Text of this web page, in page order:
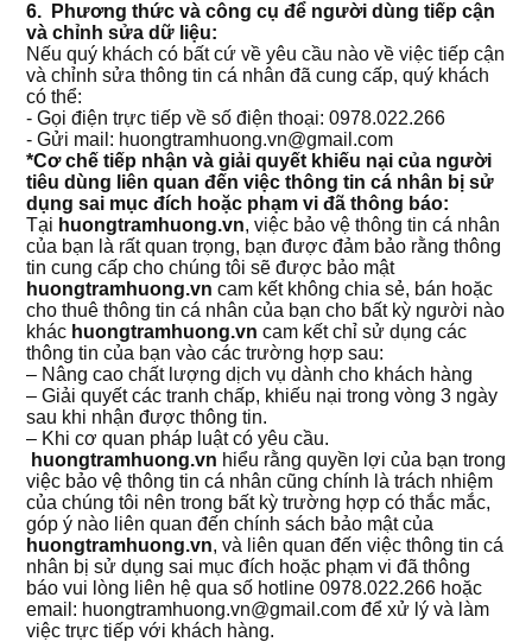
6. Phương thức và công cụ để người dùng tiếp cận
và chỉnh sửa dữ liệu:
Nếu quý khách có bất cứ về yêu cầu nào về việc tiếp cận
và chỉnh sửa thông tin cá nhân đã cung cấp, quý khách
có thể:
- Gọi điện trực tiếp về số điện thoại: 0978.022.266
- Gửi mail: huongtramhuong.vn@gmail.com
*Cơ chế tiếp nhận và giải quyết khiếu nại của người
tiêu dùng liên quan đến việc thông tin cá nhân bị sử
dụng sai mục đích hoặc phạm vi đã thông báo:
Tại huongtramhuong.vn, việc bảo vệ thông tin cá nhân
của bạn là rất quan trọng, bạn được đảm bảo rằng thông
tin cung cấp cho chúng tôi sẽ được bảo mật
huongtramhuong.vn cam kết không chia sẻ, bán hoặc
cho thuê thông tin cá nhân của bạn cho bất kỳ người nào
khác huongtramhuong.vn cam kết chỉ sử dụng các
thông tin của bạn vào các trường hợp sau:
– Nâng cao chất lượng dịch vụ dành cho khách hàng
– Giải quyết các tranh chấp, khiếu nại trong vòng 3 ngày
sau khi nhận được thông tin.
– Khi cơ quan pháp luật có yêu cầu.
huongtramhuong.vn hiểu rằng quyền lợi của bạn trong
việc bảo vệ thông tin cá nhân cũng chính là trách nhiệm
của chúng tôi nên trong bất kỳ trường hợp có thắc mắc,
góp ý nào liên quan đến chính sách bảo mật của
huongtramhuong.vn, và liên quan đến việc thông tin cá
nhân bị sử dụng sai mục đích hoặc phạm vi đã thông
báo vui lòng liên hệ qua số hotline 0978.022.266 hoặc
email: huongtramhuong.vn@gmail.com để xử lý và làm
việc trực tiếp với khách hàng.